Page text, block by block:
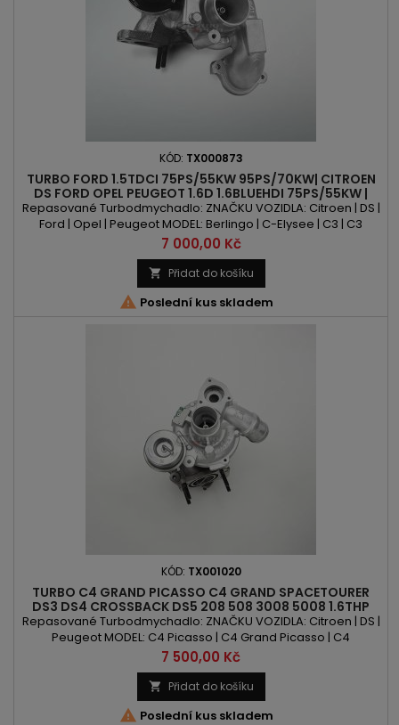
KÓD: TX000873
TURBO FORD 1.5TDCI 75PS/55KW 95PS/70KW| CITROEN
DS FORD OPEL PEUGEOT 1.6D 1.6BLUEHDI 75PS/55KW |
99PS/73KW | 100PS/73KW
Repasované Turbodmychadlo: ZNAČKU VOZIDLA: Citroen | DS |
Ford | Opel | Peugeot MODEL: Berlingo | C-Elysee | C3 | C3
Aircross | C3 Picasso | C4 | C4 Cactus | C4 Picasso | C4 Grand
Picasso | C4 Spacetourer | C4 Grand Spacetourer | Jumpy |
Spacetourer | DS3 | DS4 | B-Max | Fiesta | KA+ | Combo |
Crossland | Crossland X | 208 | 2008 | 301 | 308 | 3008 | 5008...
Cena
7 000,00 Kč
 Přidat do košíku
 Poslední kus skladem
KÓD: TX001020
TURBO C4 GRAND PICASSO C4 GRAND SPACETOURER
DS3 DS4 CROSSBACK DS5 208 508 3008 5008 1.6THP
163PS / 165PS
Repasované Turbodmychadlo: ZNAČKU VOZIDLA: Citroen | DS |
Peugeot MODEL: C4 Picasso | C4 Grand Picasso | C4
Spacetourer | C4 Grand Spacetourer | DS3 | DS4 | DS4
Crossback | DS5 | 208 | 508 | 3008 | 5008 KÓD MOTORU: 5GZ |
5GY | EP6FDT | EP6CDT OBSAH: 1598ccm | 1.6THP VÝKON:
163PS/120kW | 165PS/121kW ROK VÝROBY: 2011 -
Cena
7 500,00 Kč
 Přidat do košíku
 Poslední kus skladem